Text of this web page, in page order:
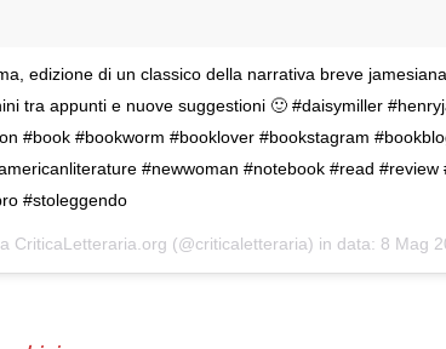
edizione di un classico della narrativa breve
tra appunti e nuove suggestioni 🙂 #daisymiller
#book #bookworm #booklover #bookstagram
#newwoman #notebook #read #review
#stoleggendo
CriticaLetteraria.org (@criticaletteraria) in data: 8 Mag